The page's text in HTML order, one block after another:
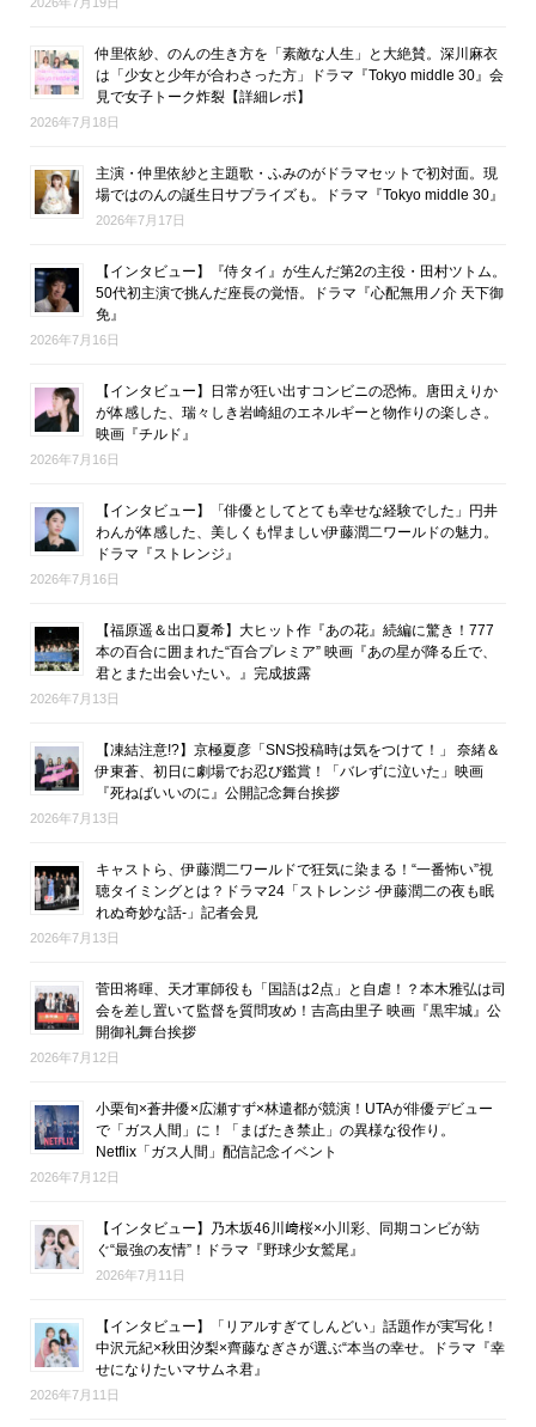
仲里依紗、のんの生き方を「素敵な人生」と大絶賛。深川麻衣
は「少女と少年が合わさった方」ドラマ『Tokyo middle 30』会
見で女子トーク炸裂【詳細レポ】
2026年7月18日
主演・仲里依紗と主題歌・ふみのがドラマセットで初対面。現
場ではのんの誕生日サプライズも。ドラマ『Tokyo middle 30』
2026年7月17日
【インタビュー】『侍タイ』が生んだ第2の主役・田村ツトム。
50代初主演で挑んだ座長の覚悟。ドラマ『心配無用ノ介 天下御
免』
2026年7月16日
【インタビュー】日常が狂い出すコンビニの恐怖。唐田えりか
が体感した、瑞々しき岩崎組のエネルギーと物作りの楽しさ。
映画『チルド』
2026年7月16日
【インタビュー】「俳優としてとても幸せな経験でした」円井
わんが体感した、美しくも悍ましい伊藤潤二ワールドの魅力。
ドラマ『ストレンジ』
2026年7月16日
【福原遥＆出口夏希】大ヒット作『あの花』続編に驚き！777
本の百合に囲まれた“百合プレミア” 映画『あの星が降る丘で、
君とまた出会いたい。』完成披露
2026年7月13日
【凍結注意!?】京極夏彦「SNS投稿時は気をつけて！」 奈緒＆
伊東蒼、初日に劇場でお忍び鑑賞！「バレずに泣いた」映画
『死ねばいいのに』公開記念舞台挨拶
2026年7月13日
キャストら、伊藤潤二ワールドで狂気に染まる！“一番怖い”視
聴タイミングとは？ドラマ24「ストレンジ -伊藤潤二の夜も眠
れぬ奇妙な話-」記者会見
2026年7月13日
菅田将暉、天才軍師役も「国語は2点」と自虐！？本木雅弘は司
会を差し置いて監督を質問攻め！吉高由里子 映画『黒牢城』公
開御礼舞台挨拶
2026年7月12日
小栗旬×蒼井優×広瀬すず×林遣都が競演！UTAが俳優デビュー
で「ガス人間」に！「まばたき禁止」の異様な役作り。
Netflix「ガス人間」配信記念イベント
2026年7月12日
【インタビュー】乃木坂46川﨑桜×小川彩、同期コンビが紡
ぐ“最強の友情”！ドラマ『野球少女鷲尾』
2026年7月11日
【インタビュー】「リアルすぎてしんどい」話題作が実写化！
中沢元紀×秋田汐梨×齊藤なぎさが選ぶ“本当の幸せ。ドラマ『幸
せになりたいマサムネ君』
2026年7月11日